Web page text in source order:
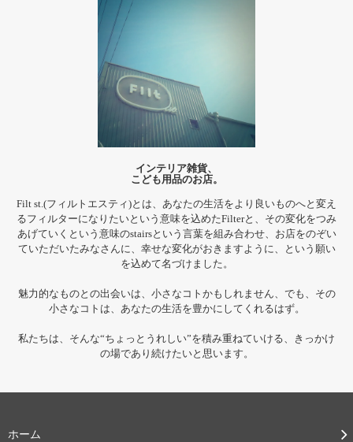
インテリア雑貨、
こども用品のお店。
Filt st.(フィルトエスティ)とは、あなたの生活をより良いものへと変え
るフィルターになりたいという意味を込めたFilterと、その変化をつみ
あげていくという意味のstairsという言葉を組み合わせ、お店をのぞい
ていただいたみなさんに、幸せな変化がおきますように、という願い
を込めて名づけました。
魅力的なものとの出会いは、小さなコトかもしれません、でも、その
小さなコトは、あなたの生活を豊かにしてくれるはず。
私たちは、そんな“ちょっとうれしい”を積み重ねていける、きっかけ
の場であり続けたいと思います。
ホーム